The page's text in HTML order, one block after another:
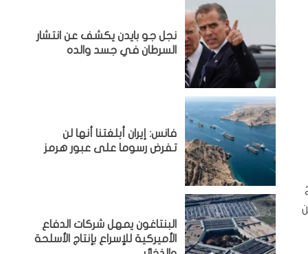
نجل جو بايدن يكشف عن انتشار
السرطان في جسد والده
فانس: إيران أبلغتنا أنها لن
تفرض رسوما على عبور هرمز
البنتاغون يمهل شركات الدفاع
الأميركية للإسراع بإنتاج الأسلحة